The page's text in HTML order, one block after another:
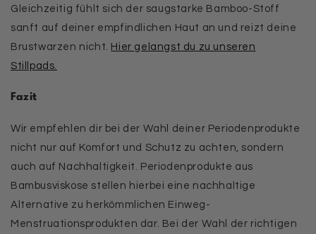
Gleichzeitig fühlt sich der saugstarke Bamboo-Stoff
sanft auf deiner empfindlichen Haut an und reizt deine
Brustwarzen nicht. Hier gelangst du zu unseren
Stillpads.
Fazit
Wir empfehlen dir bei der Wahl deiner Periodenprodukte
nicht nur auf Komfort und Schutz zu achten, sondern
auch auf Nachhaltigkeit. Periodenprodukte aus
Bambusviskose stellen hierbei eine nachhaltige
Alternative zu herkömmlichen Einweg-
Menstruationsprodukten dar. Bei der Wahl der richtigen